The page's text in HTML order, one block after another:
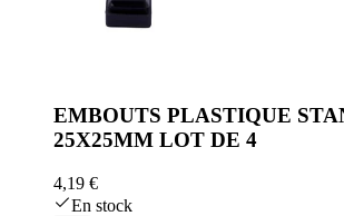
EMBOUTS PLASTIQUE
25X25MM LOT DE 4
4,19 €
En stock